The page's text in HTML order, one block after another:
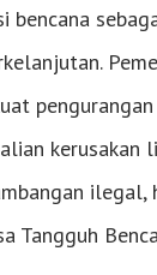
bencana
kerusakan
ilegal,
Tangguh